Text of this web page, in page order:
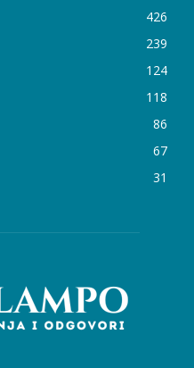
426
239
124
118
86
67
31